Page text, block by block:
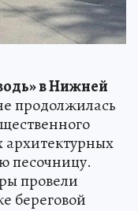
в Нижней
продолжилась
песочницу.
провели
береговой